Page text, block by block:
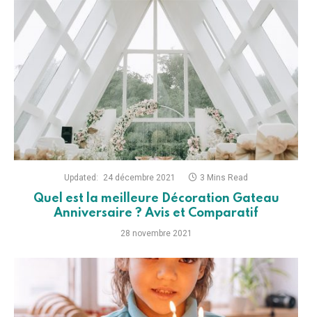
Updated: 24 décembre 2021 3 Mins Read
Quel est la meilleure Décoration Gateau
Anniversaire ? Avis et Comparatif
28 novembre 2021